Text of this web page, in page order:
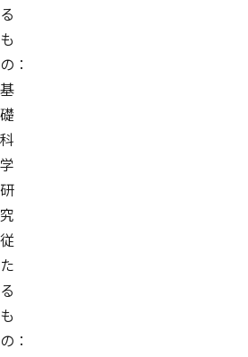
る
も
の：
基
礎
科
学
研
究
従
た
る
も
の：